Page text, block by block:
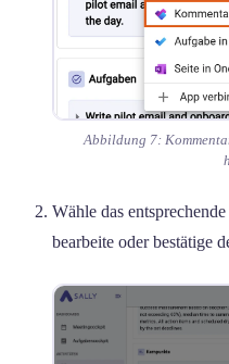
Abbildung 7:
Wähle das entsprechende
bearbeite oder bestätige